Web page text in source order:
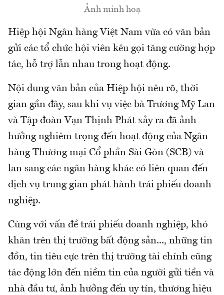
Ảnh minh hoạ
Hiệp hội Ngân hàng Việt Nam vừa có văn bản
gửi các tổ chức hội viên kêu gọi tăng cường hợp
tác, hỗ trợ lẫn nhau trong hoạt động.
Nội dung văn bản của Hiệp hội nêu rõ, thời
gian gần đây, sau khi vụ việc bà Trương Mỹ Lan
và Tập đoàn Vạn Thịnh Phát xảy ra đã ảnh
hưởng nghiêm trọng đến hoạt động của Ngân
hàng Thương mại Cổ phần Sài Gòn (SCB) và
lan sang các ngân hàng khác có liên quan đến
dịch vụ trung gian phát hành trái phiếu doanh
nghiệp.
Cùng với vấn đề trái phiếu doanh nghiệp, khó
khăn trên thị trường bất động sản..., những tin
đồn, tin tiêu cực trên thị trường tài chính cũng
tác động lớn đến niềm tin của người gửi tiền và
nhà đầu tư, ảnh hưởng đến uy tín, thương hiệu